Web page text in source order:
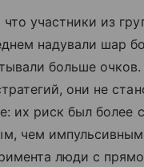
участники из
надували шар
больше
они не
их риск был более
чем
люди с